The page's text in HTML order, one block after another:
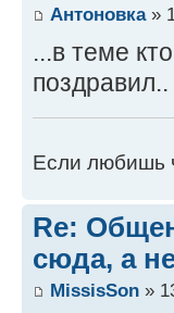
Антоновка»
...в теме
поздравил..
Если любишь
Re:
сюда, а
MissisSon »